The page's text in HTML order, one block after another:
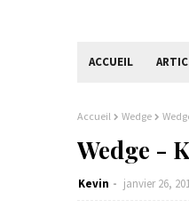
ACCUEIL
Accueil Wedge
Wedge -
Kevin janvier 26,